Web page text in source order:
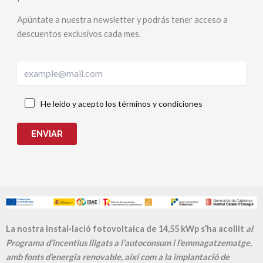
Apúntate a nuestra newsletter y podrás tener acceso a
descuentos exclusivos cada mes.
He leído y acepto los términos y condiciones
ENVIAR
La nostra instal·lació fotovoltaica de 14,55 kWp s’ha acollit al
Programa d’incentius lligats a l’autoconsum i l’emmagatzematge,
amb fonts d’energia renovable, així com a la implantació de